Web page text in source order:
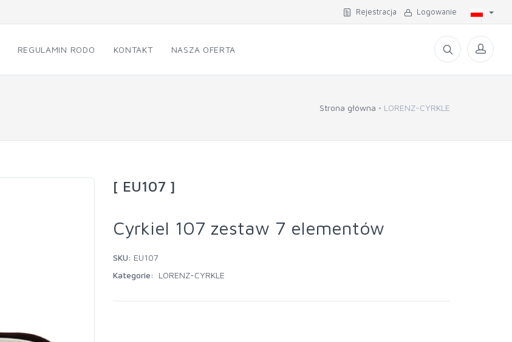
Rejestracja Logowanie
REGULAMIN RODO KONTAKT NASZA OFERTA
Strona główna LORENZ-CYRKLE
[ EU107 ]
Cyrkiel 107 zestaw 7 elementów
SKU: EU107
Kategorie:
LORENZ-CYRKLE